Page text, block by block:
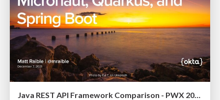
Java REST API Framework Comparison - PWX 2021